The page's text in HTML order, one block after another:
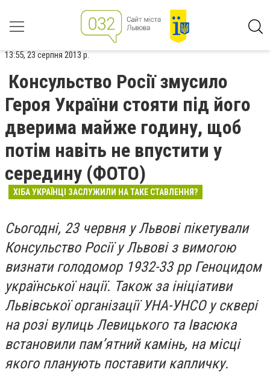
13:55, 23 серпня 2013 р.
Консульство Росії змусило
Героя України стояти під його
дверима майже годину, щоб
потім навіть не впустити у
середину (ФОТО)
ХІБА УКРАЇНЦІ ЗАСЛУЖИЛИ НА ТАКЕ СТАВЛЕННЯ?
Сьогодні, 23 червня у Львові пікетували
Консульство Росії у Львові з вимогою
визнати голодомор 1932-33 рр Геноцидом
української нації. Також за ініціативи
Львівської організації УНА-УНСО у сквері
на розі вулиць Левицького та Івасюка
встановили пам’ятний камінь, на місці
якого планують поставити капличку.